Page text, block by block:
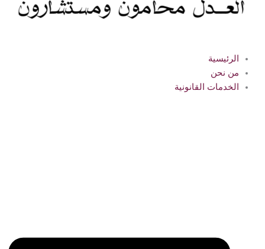
الرئيسية
من نحن
الخدمات القانونية